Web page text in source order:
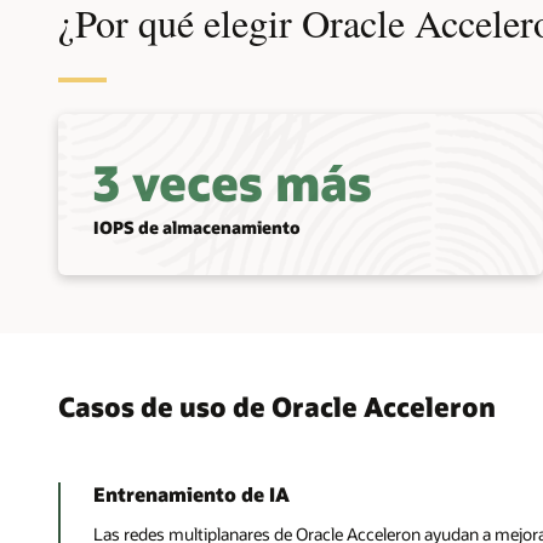
capas
Ayuda a
Nueva
red en
típicas
¿Por qué elegir Oracle
3 veces más
IOPS de almacenamiento
Casos de uso de Oracle Acceleron
Entrenamiento de IA
Las redes multiplanares de Oracle Acceleron ayudan a